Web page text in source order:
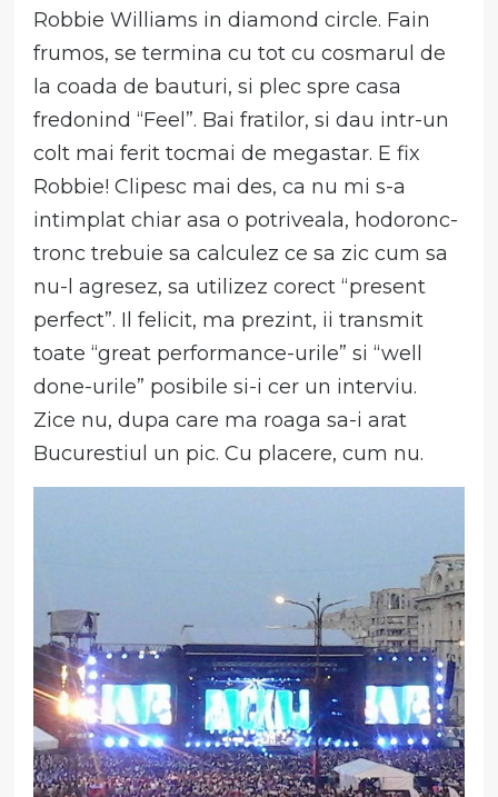
Robbie Williams in diamond circle. Fain
frumos, se termina cu tot cu cosmarul de
la coada de bauturi, si plec spre casa
fredonind “Feel”. Bai fratilor, si dau intr-un
colt mai ferit tocmai de megastar. E fix
Robbie! Clipesc mai des, ca nu mi s-a
intimplat chiar asa o potriveala, hodoronc-
tronc trebuie sa calculez ce sa zic cum sa
nu-l agresez, sa utilizez corect “present
perfect”. Il felicit, ma prezint, ii transmit
toate “great performance-urile” si “well
done-urile” posibile si-i cer un interviu.
Zice nu, dupa care ma roaga sa-i arat
Bucurestiul un pic. Cu placere, cum nu.